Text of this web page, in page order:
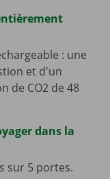
: une
et d'un
de CO2 de 48
dans la
sur 5 portes.